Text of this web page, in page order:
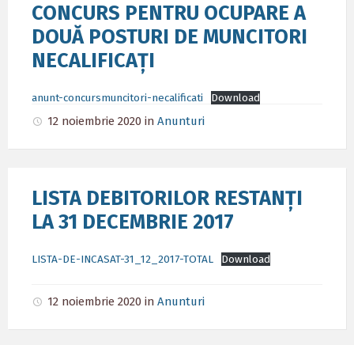
CONCURS PENTRU OCUPARE A
DOUĂ POSTURI DE MUNCITORI
NECALIFICAȚI
anunt-concursmuncitori-necalificati Download
12 noiembrie 2020 in Anunturi
LISTA DEBITORILOR RESTANȚI
LA 31 DECEMBRIE 2017
LISTA-DE-INCASAT-31_12_2017-TOTAL Download
12 noiembrie 2020 in Anunturi